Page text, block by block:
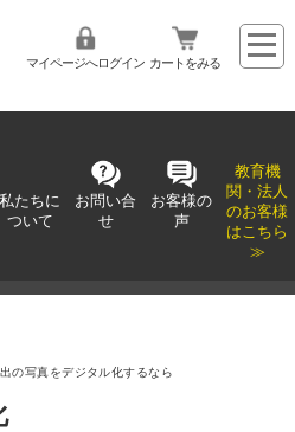
マイページへログイン カートをみる
私たちに
ついて
お問い合
せ
お客様の
声
教育機
関・法人
のお客様
はこちら
≫
の写真をデジタル化するなら